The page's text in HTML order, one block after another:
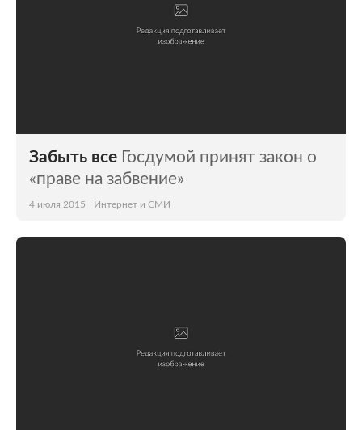
Забыть все Госдумой принят закон о
«праве на забвение»
4 июля 2015 Интернет и СМИ